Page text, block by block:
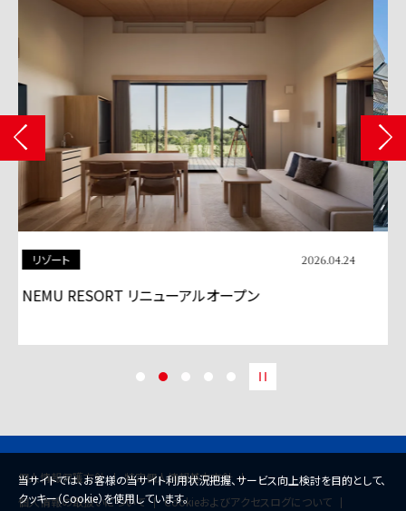
商業施設 2026.04.13
「BASEGATE横浜関内」グランドオープン
個人情報保護方針
特定個人情報基本方針
個人情報の取扱いについて
Cookieおよびアクセスログについて
当サイトでは、お客様の当サイト利用状況把握、サービス向上検討を目的として、
クッキー（Cookie）を使用しています。